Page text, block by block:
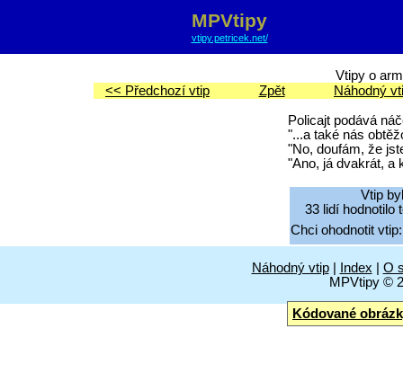
MPVtipy
vtipy.petricek.net/
Vtipy o
<< Předchozí vtip
Zpět Náhodný
Policajt podává
"...a také nás
"No, doufám, že
"Ano, já dvakrát, a
Vtip
33 lidí hodnotilo
Chci ohodnotit vtip:
Náhodný vtip| Index
O
MPVtipy ©
Kódované